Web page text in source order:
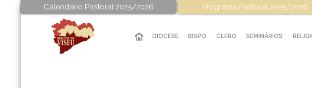
Calendário Pastoral 2025/2026 Programa Pastoral 2025/2026
DIOCESE BISPO CLERO SEMINÁRIOS